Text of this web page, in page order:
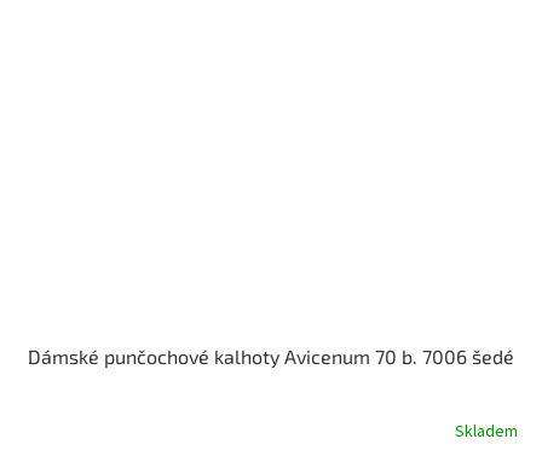
Dámské punčochové kalhoty Avicenum 70 b. 7006 šedé
Skladem